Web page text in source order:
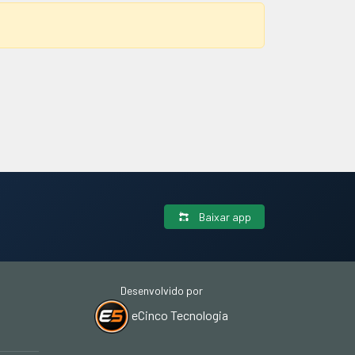
Baixar app
Desenvolvido por
eCinco Tecnologia